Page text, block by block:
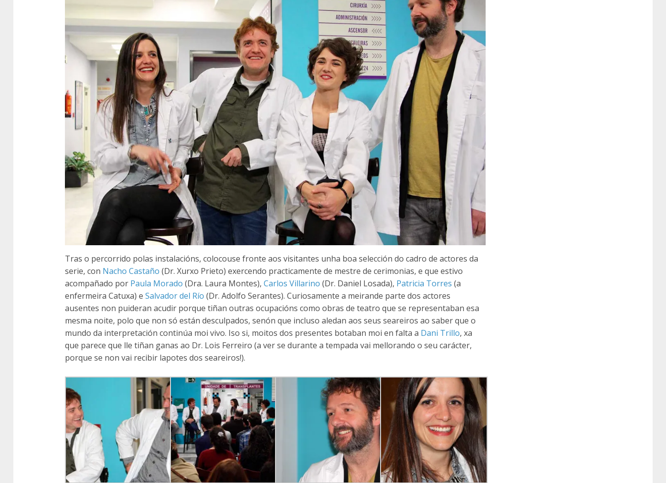
Tras o percorrido polas instalacións, colocouse fronte aos visitantes unha boa selección do cadro de actores da
serie, con Nacho Castaño (Dr. Xurxo Prieto) exercendo practicamente de mestre de cerimonias, e que estivo
acompañado por Paula Morado (Dra. Laura Montes), Carlos Villarino (Dr. Daniel Losada), Patricia Torres (a
enfermeira Catuxa) e Salvador del Río (Dr. Adolfo Serantes). Curiosamente a meirande parte dos actores
ausentes non puideran acudir porque tiñan outras ocupacións como obras de teatro que se representaban esa
mesma noite, polo que non só están desculpados, senón que incluso aledan aos seus seareiros ao saber que o
mundo da interpretación continúa moi vivo. Iso si, moitos dos presentes botaban moi en falta a Dani Trillo, xa
que parece que lle tiñan ganas ao Dr. Lois Ferreiro (a ver se durante a tempada vai mellorando o seu carácter,
porque se non vai recibir lapotes dos seareiros!).